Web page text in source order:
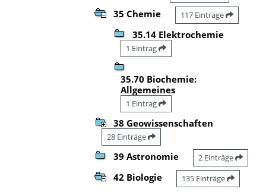
35 Chemie 117 Einträge
35.14 Elektrochemie
1 Eintrag
35.70 Biochemie:
Allgemeines
1 Eintrag
38 Geowissenschaften
28 Einträge
39 Astronomie 2 Einträge
42 Biologie 135 Einträge